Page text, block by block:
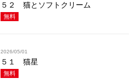
５２ 猫とソフトクリーム
無料
2026/05/01
５１ 猫星
無料